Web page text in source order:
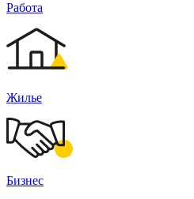
Работа
Жилье
Бизнес